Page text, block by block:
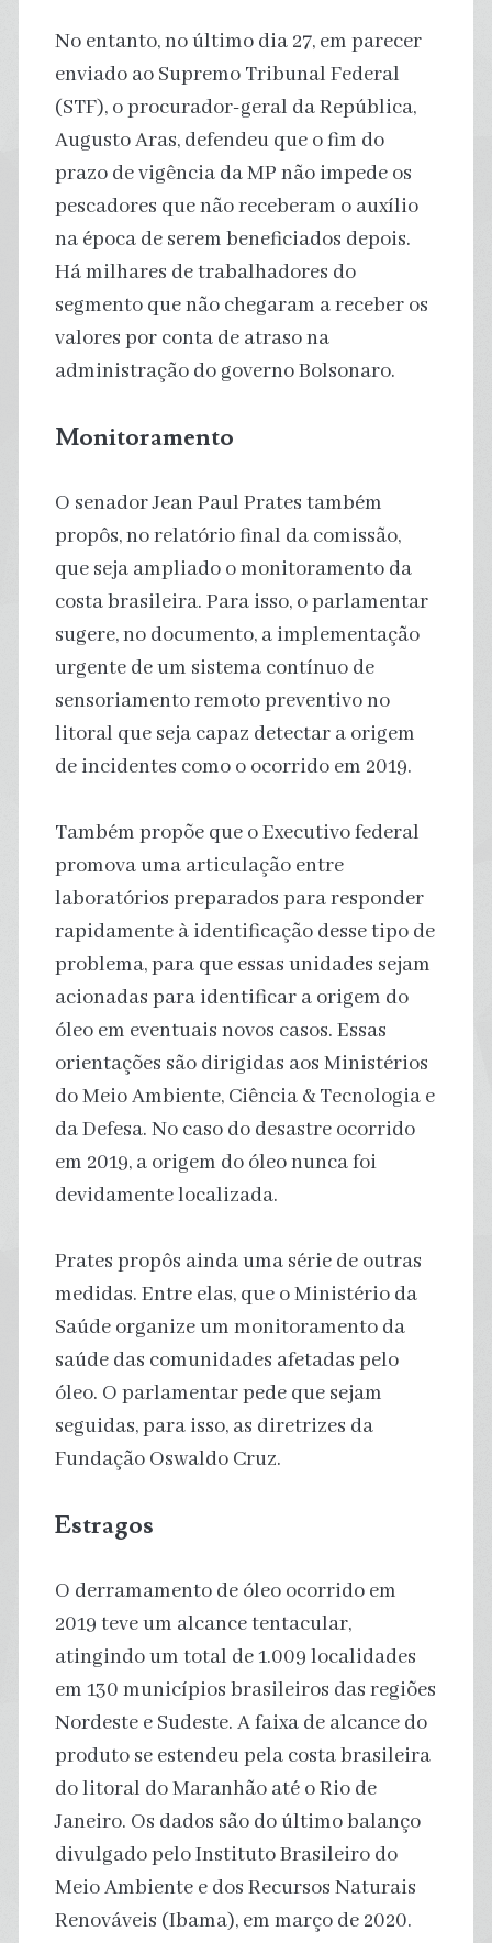
No entanto, no último dia 27, em parecer
enviado ao Supremo Tribunal Federal
(STF), o procurador-geral da República,
Augusto Aras, defendeu que o fim do
prazo de vigência da MP não impede os
pescadores que não receberam o auxílio
na época de serem beneficiados depois.
Há milhares de trabalhadores do
segmento que não chegaram a receber os
valores por conta de atraso na
administração do governo Bolsonaro.
Monitoramento
O senador Jean Paul Prates também
propôs, no relatório final da comissão,
que seja ampliado o monitoramento da
costa brasileira. Para isso, o parlamentar
sugere, no documento, a implementação
urgente de um sistema contínuo de
sensoriamento remoto preventivo no
litoral que seja capaz detectar a origem
de incidentes como o ocorrido em 2019.
Também propõe que o Executivo federal
promova uma articulação entre
laboratórios preparados para responder
rapidamente à identificação desse tipo de
problema, para que essas unidades sejam
acionadas para identificar a origem do
óleo em eventuais novos casos. Essas
orientações são dirigidas aos Ministérios
do Meio Ambiente, Ciência & Tecnologia e
da Defesa. No caso do desastre ocorrido
em 2019, a origem do óleo nunca foi
devidamente localizada.
Prates propôs ainda uma série de outras
medidas. Entre elas, que o Ministério da
Saúde organize um monitoramento da
saúde das comunidades afetadas pelo
óleo. O parlamentar pede que sejam
seguidas, para isso, as diretrizes da
Fundação Oswaldo Cruz.
Estragos
O derramamento de óleo ocorrido em
2019 teve um alcance tentacular,
atingindo um total de 1.009 localidades
em 130 municípios brasileiros das regiões
Nordeste e Sudeste. A faixa de alcance do
produto se estendeu pela costa brasileira
do litoral do Maranhão até o Rio de
Janeiro. Os dados são do último balanço
divulgado pelo Instituto Brasileiro do
Meio Ambiente e dos Recursos Naturais
Renováveis (Ibama), em março de 2020.